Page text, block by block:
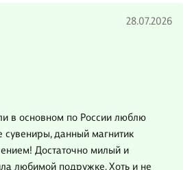
28.07.2026
в основном по России люблю
сувениры, данный магнитик
Достаточно милый и
любимой подружке. Хоть и не